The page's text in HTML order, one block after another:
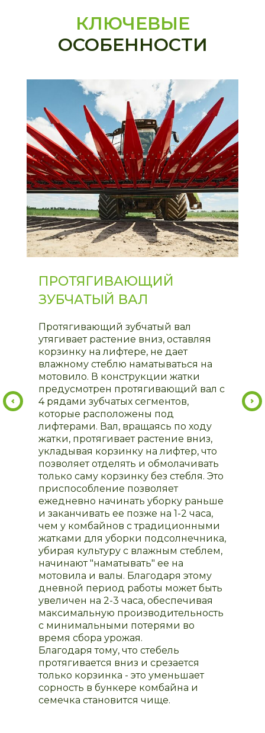
КЛЮЧЕВЫЕ
ОСОБЕННОСТИ
ПРОТЯГИВАЮЩИЙ
ЗУБЧАТЫЙ ВАЛ
Протягивающий зубчатый вал
утягивает растение вниз, оставляя
корзинку на лифтере, не дает
влажному стеблю наматываться на
мотовило. В конструкции жатки
предусмотрен протягивающий вал с
4 рядами зубчатых сегментов,
которые расположены под
лифтерами. Вал, вращаясь по ходу
жатки, протягивает растение вниз,
укладывая корзинку на лифтер, что
позволяет отделять и обмолачивать
только саму корзинку без стебля. Это
приспособление позволяет
ежедневно начинать уборку раньше
и заканчивать ее позже на 1-2 часа,
чем у комбайнов с традиционными
жатками для уборки подсолнечника,
убирая культуру с влажным стеблем,
начинают "наматывать" ее на
мотовила и валы. Благодаря этому
дневной период работы может быть
увеличен на 2-3 часа, обеспечивая
максимальную производительность
с минимальными потерями во
время сбора урожая.
Благодаря тому, что стебель
протягивается вниз и срезается
только корзинка - это уменьшает
сорность в бункере комбайна и
семечка становится чище.